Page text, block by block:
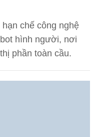
chế công nghệ
hình người, nơi
phần toàn cầu.